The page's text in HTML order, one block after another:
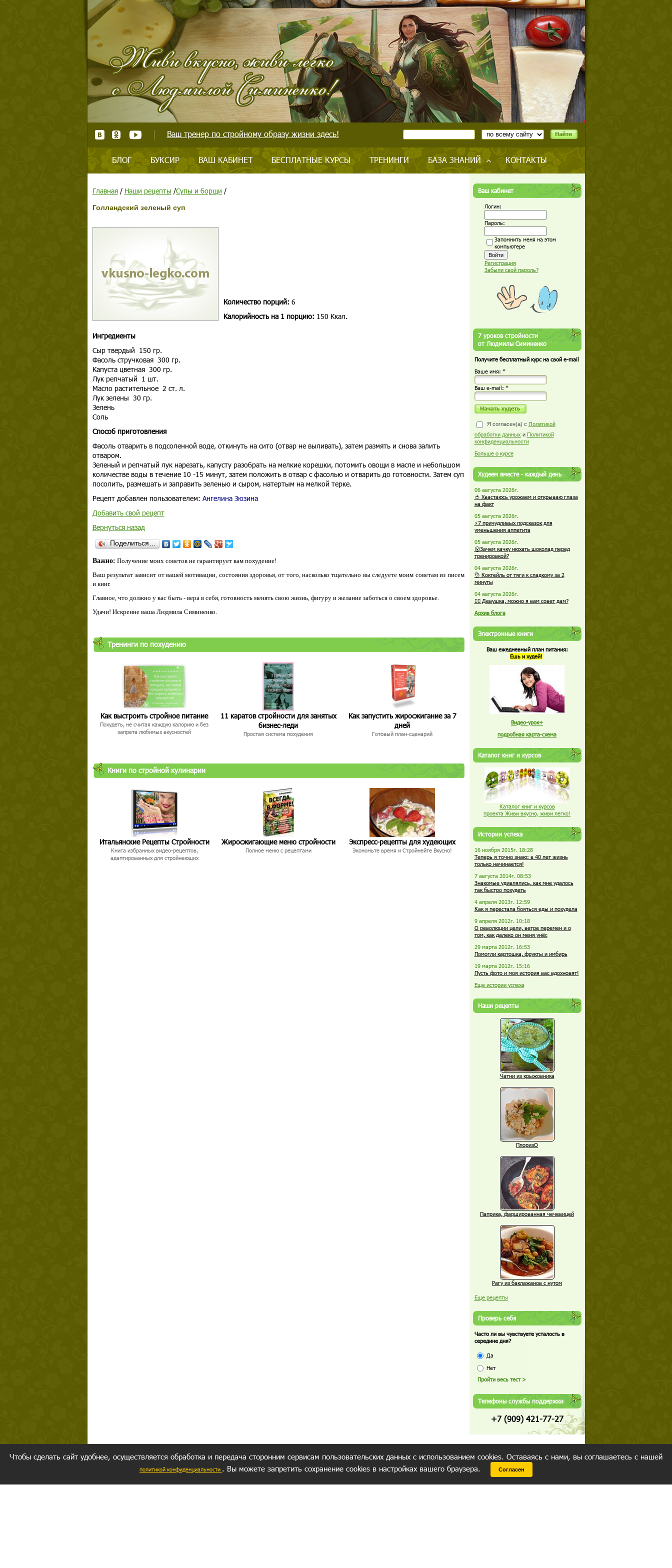
Ваш тренер по стройному образу жизни здесь!
БЛОГ БУКСИР ВАШ КАБИНЕТ БЕСПЛАТНЫЕ КУРСЫ ТРЕНИНГИ БАЗА ЗНАНИЙ КОНТАКТЫ
Главная/ Наши рецепты /Супы и борщи /
Голландский зеленый суп
Количество порций: 6
Kалорийность на 1 порцию: 150 Ккал.
Ингредиенты
Сыр твердый 150 гр.
Фасоль стручковая 300 гр.
Капуста цветная 300 гр.
Лук репчатый 1 шт.
Масло растительное 2 ст. л.
Лук зелены 30 гр.
Зелень
Соль
Способ приготовления
Фасоль отварить в подсоленной воде, откинуть на сито (отвар не выливать), затем размять и снова залить
отваром.
Зеленый и репчатый лук нарезать, капусту разобрать на мелкие корешки, потомить овощи в масле и небольшом
количестве воды в течение 10 -15 минут, затем положить в отвар с фасолью и отварить до готовности. Затем суп
посолить, размешать и заправить зеленью и сыром, натертым на мелкой терке.
Рецепт добавлен пользователем: Ангелина Зюзина
Добавить свой рецепт
Вернуться назад
Поделиться…
Важно: Получение моих советов не гарантирует вам похудение!
Ваш результат зависит от вашей мотивации, состояния здоровья, от того, насколько тщательно вы следуете моим советам из писем
и книг.
Главное, что должно у вас быть - вера в себя, готовность менять свою жизнь, фигуру и желание заботься о своем здоровье.
Удачи! Искренне ваша Людмила Симиненко.
Тренинги по похудению
Как выстроить стройное питание
Похудеть, не считая каждую калорию и без
запрета любимых вкусностей
11 каратов стройности для занятых
бизнес-леди
Простая система похудения
Как запустить жиросжигание за 7
дней
Готовый план-сценарий
Книги по стройной кулинарии
Итальянские Рецепты Стройности
Книга избранных видео-рецептов,
адаптированных для стройнеющих
Жиросжигающие меню стройности
Полное меню с рецептами
Экспресс-рецепты для худеющих
Экономьте время и Стройнейте Вкусно!
Ваш кабинет
Логин:
Пароль:
Запомнить меня на этом
компьютере
Регистрация
Забыли свой пароль?
7 уроков стройности
от Людмилы Симиненко
Получите бесплатный курс на свой e-mail
Ваше имя: *
Ваш е-mail: *
Я согласен(а) с Политикой
обработки данных и Политикой
конфиденциальности
Больше о курсе
Худеем вместе - каждый день
06 августа 2026г.
🍅 Хвастаюсь урожаем и открываю глаза
на факт
05 августа 2026г.
⚡7 причудливых подсказок для
уменьшения аппетита
05 августа 2026г.
😮Зачем качку нюхать шоколад перед
тренировкой?
04 августа 2026г.
👌 Коктейль от тяги к сладкому за 2
минуты
04 августа 2026г.
🏋️‍♀️ Девушка, можно я вам совет дам?
Архив блога
Электронные книги
Ваш ежедневный план питания:
Ешь и худей!
Видео-урок+
подробная карта-схема
Каталог книг и курсов
Каталог книг и курсов
проекта Живи вкусно, живи легко!
Истории успеха
16 ноября 2015г. 18:28
Теперь я точно знаю: в 40 лет жизнь
только начинается!
7 августа 2014г. 08:53
Знакомые удивлялись, как мне удалось
так быстро похудеть
4 апреля 2013г. 12:59
Как я перестала бояться еды и похудела
9 апреля 2012г. 10:18
О революции цели, ветре перемен и о
том, как далеко он меня унёс
29 марта 2012г. 16:53
Помогли картошка, фрукты и имбирь
19 марта 2012г. 15:16
Пусть фото и моя история вас вдохновят!
Еще истории успеха
Наши рецепты
Чатни из крыжовника
ПлоризО
Паприка, фаршированная чечевицей
Рагу из баклажанов с нутом
Еще рецепты
Проверь себя
Часто ли вы чувствуете усталость в
середине дня?
Да
Нет
Телефоны службы поддержки
+7 (909) 421-77-27
Чтобы сделать сайт удобнее, осуществляется обработка и передача сторонним сервисам пользовательских данных с использованием cookies. Оставаясь с нами, вы соглашаетесь с нашей
политикой конфиденциальности . Вы можете запретить сохранение cookies в настройках вашего браузера. Согласен